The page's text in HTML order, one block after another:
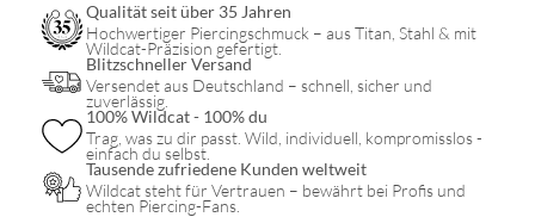
Qualität seit über 35 Jahren
Hochwertiger Piercingschmuck – aus Titan, Stahl & mit
Wildcat-Präzision gefertigt.
Blitzschneller Versand
Versendet aus Deutschland – schnell, sicher und
zuverlässig.
100% Wildcat - 100% du
Trag, was zu dir passt. Wild, individuell, kompromisslos -
einfach du selbst.
Tausende zufriedene Kunden weltweit
Wildcat steht für Vertrauen – bewährt bei Profis und
echten Piercing-Fans.